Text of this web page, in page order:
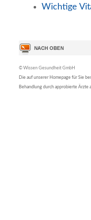
Wichtige
© Wissen Gesundheit GmbH
Die auf unserer Homepage für Sie
Behandlung durch approbierte Ärzte